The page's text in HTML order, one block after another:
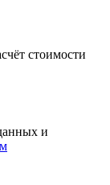
стоимости
и